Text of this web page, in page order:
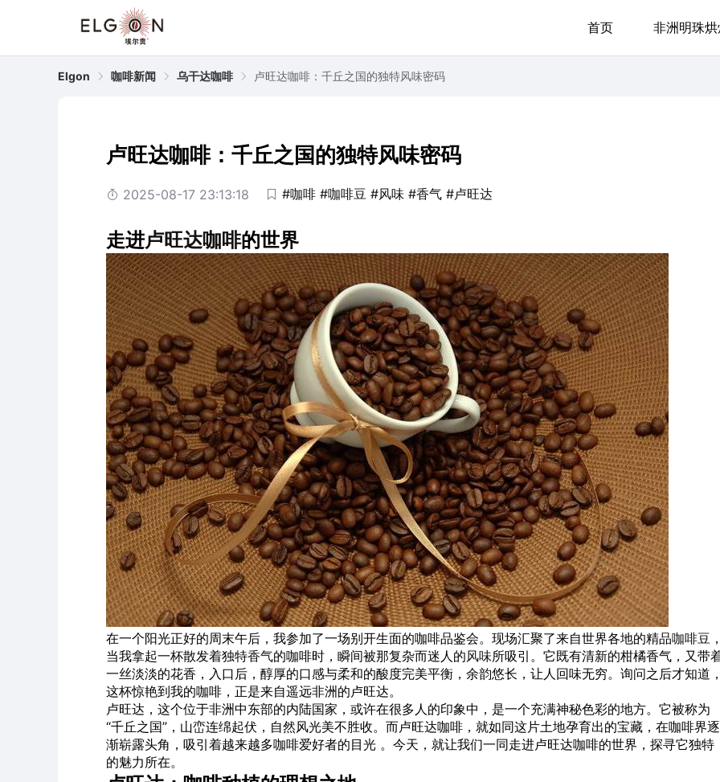
首页 非洲明珠
Elgon 咖啡新闻 乌干达咖啡 卢旺达咖啡：千丘之国的独特风味密码
卢旺达咖啡：千丘之国的独特风味密码
2025-08-17 23:13:18 #咖啡 #咖啡豆 #风味 #香气 #卢旺达
走进卢旺达咖啡的世界
在一个阳光正好的周末午后，我参加了一场别开生面的咖啡品鉴会。现场汇聚了来自世界各地的精品咖啡豆 ，
当我拿起一杯散发着独特香气的咖啡时，瞬间被那复杂而迷人的风味所吸引。它既有清新的柑橘香气，又带
一丝淡淡的花香，入口后，醇厚的口感与柔和的酸度完美平衡，余韵悠长，让人回味无穷。询问之后才知道，
这杯惊艳到我的咖啡，正是来自遥远非洲的卢旺达。
卢旺达，这个位于非洲中东部的内陆国家，或许在很多人的印象中，是一个充满神秘色彩的地方。它被称为
“千丘之国”，山峦连绵起伏，自然风光美不胜收。而卢旺达咖啡，就如同这片土地孕育出的宝藏，在咖啡界逐
渐崭露头角，吸引着越来越多咖啡爱好者的目光 。今天，就让我们一同走进卢旺达咖啡的世界，探寻它独特
的魅力所在。